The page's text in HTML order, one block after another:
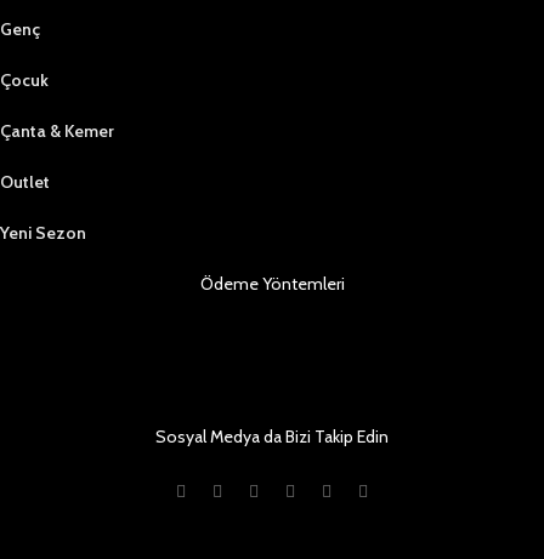
Genç
Çocuk
Çanta & Kemer
Outlet
Yeni Sezon
Ödeme Yöntemleri
Sosyal Medya da Bizi Takip Edin